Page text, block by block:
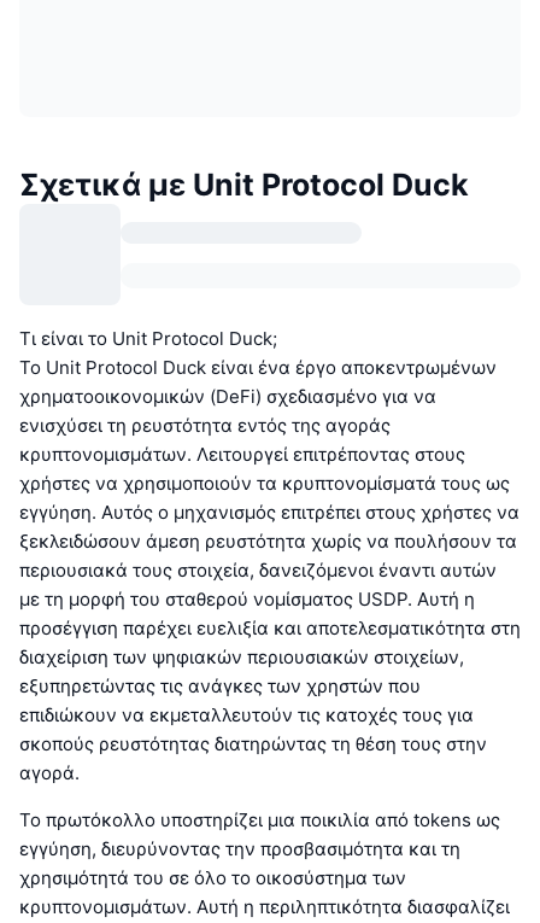
Σχετικά με Unit Protocol Duck
Τι είναι το Unit Protocol Duck;
Το Unit Protocol Duck είναι ένα έργο αποκεντρωμένων
χρηματοοικονομικών (DeFi) σχεδιασμένο για να
ενισχύσει τη ρευστότητα εντός της αγοράς
κρυπτονομισμάτων. Λειτουργεί επιτρέποντας στους
χρήστες να χρησιμοποιούν τα κρυπτονομίσματά τους ως
εγγύηση. Αυτός ο μηχανισμός επιτρέπει στους χρήστες να
ξεκλειδώσουν άμεση ρευστότητα χωρίς να πουλήσουν τα
περιουσιακά τους στοιχεία, δανειζόμενοι έναντι αυτών
με τη μορφή του σταθερού νομίσματος USDP. Αυτή η
προσέγγιση παρέχει ευελιξία και αποτελεσματικότητα στη
διαχείριση των ψηφιακών περιουσιακών στοιχείων,
εξυπηρετώντας τις ανάγκες των χρηστών που
επιδιώκουν να εκμεταλλευτούν τις κατοχές τους για
σκοπούς ρευστότητας διατηρώντας τη θέση τους στην
αγορά.
Το πρωτόκολλο υποστηρίζει μια ποικιλία από tokens ως
εγγύηση, διευρύνοντας την προσβασιμότητα και τη
χρησιμότητά του σε όλο το οικοσύστημα των
κρυπτονομισμάτων. Αυτή η περιληπτικότητα διασφαλίζει